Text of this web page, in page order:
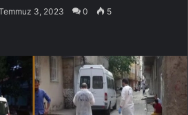
3, 2023 0 5